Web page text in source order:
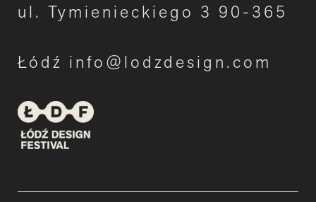
ul. Tymienieckiego 3 90-365
Łódź info@lodzdesign.com